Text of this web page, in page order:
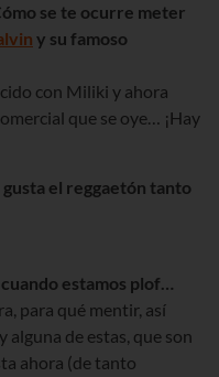
se te ocurre meter
y su famoso
con Miliki y ahora
que se oye… ¡Hay
el reggaetón tanto
estamos plof…
para qué mentir, así
y alguna de estas, que son
ahora (de tanto